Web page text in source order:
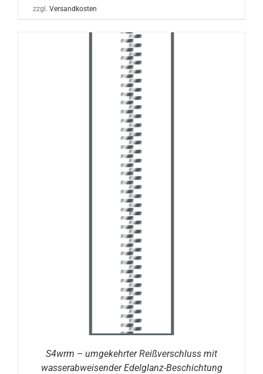
zzgl. Versandkosten
S4wrm – umgekehrter Reißverschluss mit
wasserabweisender Edelglanz-Beschichtung